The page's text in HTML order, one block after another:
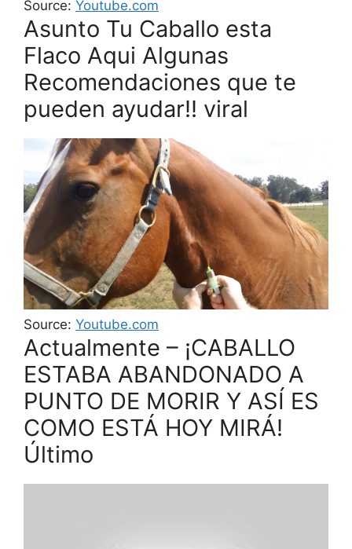
Source: Youtube.com
Asunto Tu Caballo esta
Flaco Aqui Algunas
Recomendaciones que te
pueden ayudar!! viral
Source: Youtube.com
Actualmente – ¡CABALLO
ESTABA ABANDONADO A
PUNTO DE MORIR Y ASÍ ES
COMO ESTÁ HOY MIRÁ!
Último